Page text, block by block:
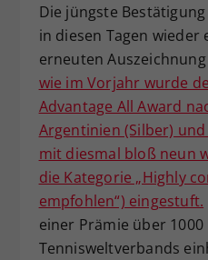
Die jüngste
in diesen Tagen
erneuten
wie im Vorjahr wurde
Advantage All Award
Argentinien (Silber)
mit diesmal bloß neun
die Kategorie „Highly
empfohlen“) eingestuft.
einer Prämie über
Tennisweltverbands